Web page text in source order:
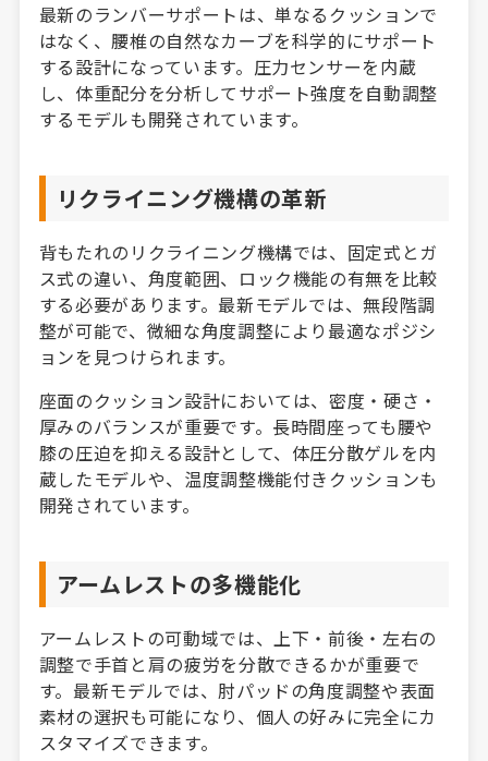
最新のランバーサポートは、単なるクッションで
はなく、腰椎の自然なカーブを科学的にサポート
する設計になっています。圧力センサーを内蔵
し、体重配分を分析してサポート強度を自動調整
するモデルも開発されています。
リクライニング機構の革新
背もたれのリクライニング機構では、固定式とガ
ス式の違い、角度範囲、ロック機能の有無を比較
する必要があります。最新モデルでは、無段階調
整が可能で、微細な角度調整により最適なポジシ
ョンを見つけられます。
座面のクッション設計においては、密度・硬さ・
厚みのバランスが重要です。長時間座っても腰や
膝の圧迫を抑える設計として、体圧分散ゲルを内
蔵したモデルや、温度調整機能付きクッションも
開発されています。
アームレストの多機能化
アームレストの可動域では、上下・前後・左右の
調整で手首と肩の疲労を分散できるかが重要で
す。最新モデルでは、肘パッドの角度調整や表面
素材の選択も可能になり、個人の好みに完全にカ
スタマイズできます。